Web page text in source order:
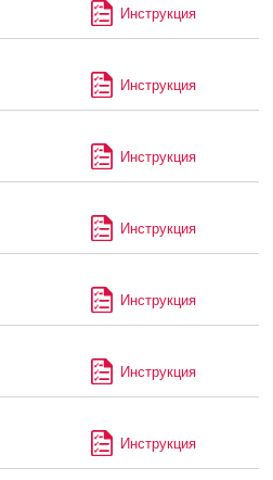
Инструкция
Инструкция
Инструкция
Инструкция
Инструкция
Инструкция
Инструкция